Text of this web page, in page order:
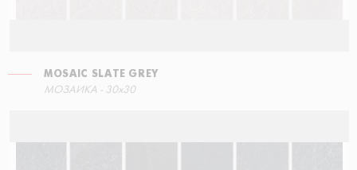
MOSAIC SLATE GREY
МОЗАИКА - 30x30